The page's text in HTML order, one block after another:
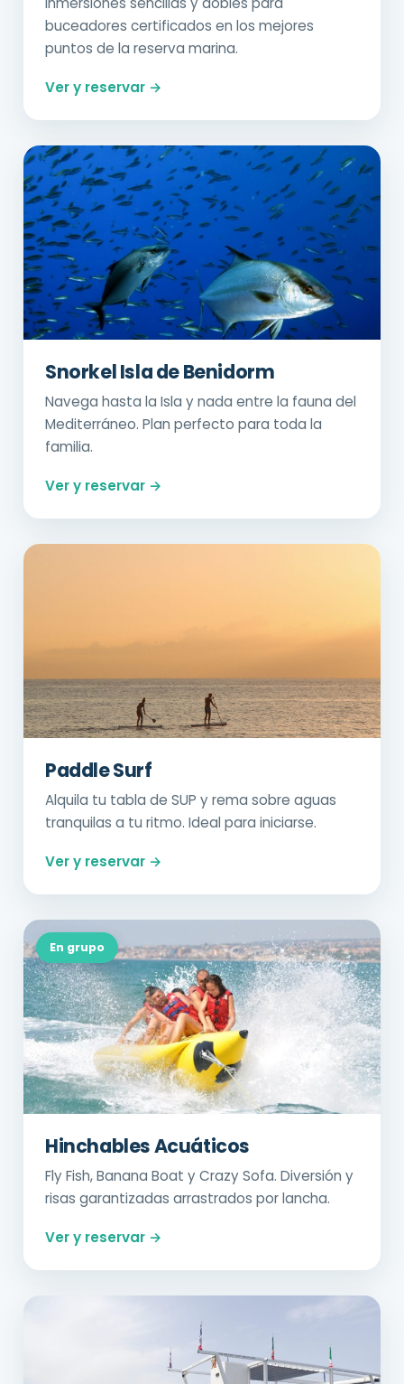
buceadores certificados en los mejores
puntos de la reserva marina.
Ver y reservar →
Snorkel Isla de Benidorm
Navega hasta la Isla y nada entre la fauna del
Mediterráneo. Plan perfecto para toda la
familia.
Ver y reservar →
Paddle Surf
Alquila tu tabla de SUP y rema sobre aguas
tranquilas a tu ritmo. Ideal para iniciarse.
Ver y reservar →
En grupo
Hinchables Acuáticos
Fly Fish, Banana Boat y Crazy Sofa. Diversión y
risas garantizadas arrastrados por lancha.
Ver y reservar →